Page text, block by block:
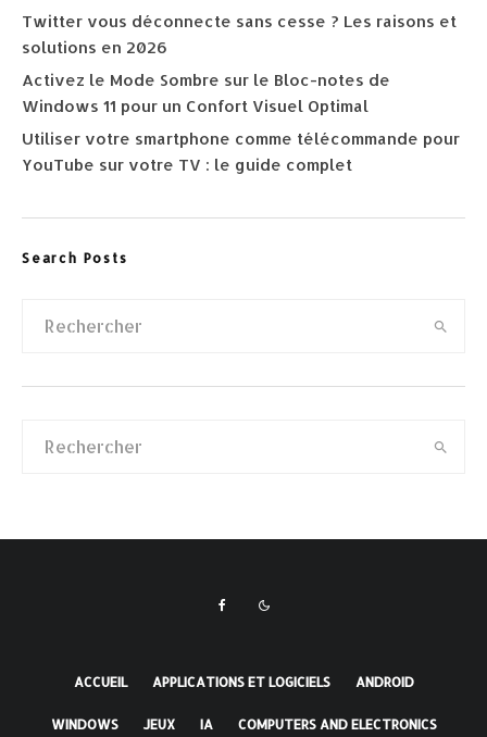
Twitter vous déconnecte sans cesse ? Les raisons et
solutions en 2026
Activez le Mode Sombre sur le Bloc-notes de
Windows 11 pour un Confort Visuel Optimal
Utiliser votre smartphone comme télécommande pour
YouTube sur votre TV : le guide complet
Search Posts
ACCUEIL APPLICATIONS ET LOGICIELS ANDROID
WINDOWS JEUX IA COMPUTERS AND ELECTRONICS